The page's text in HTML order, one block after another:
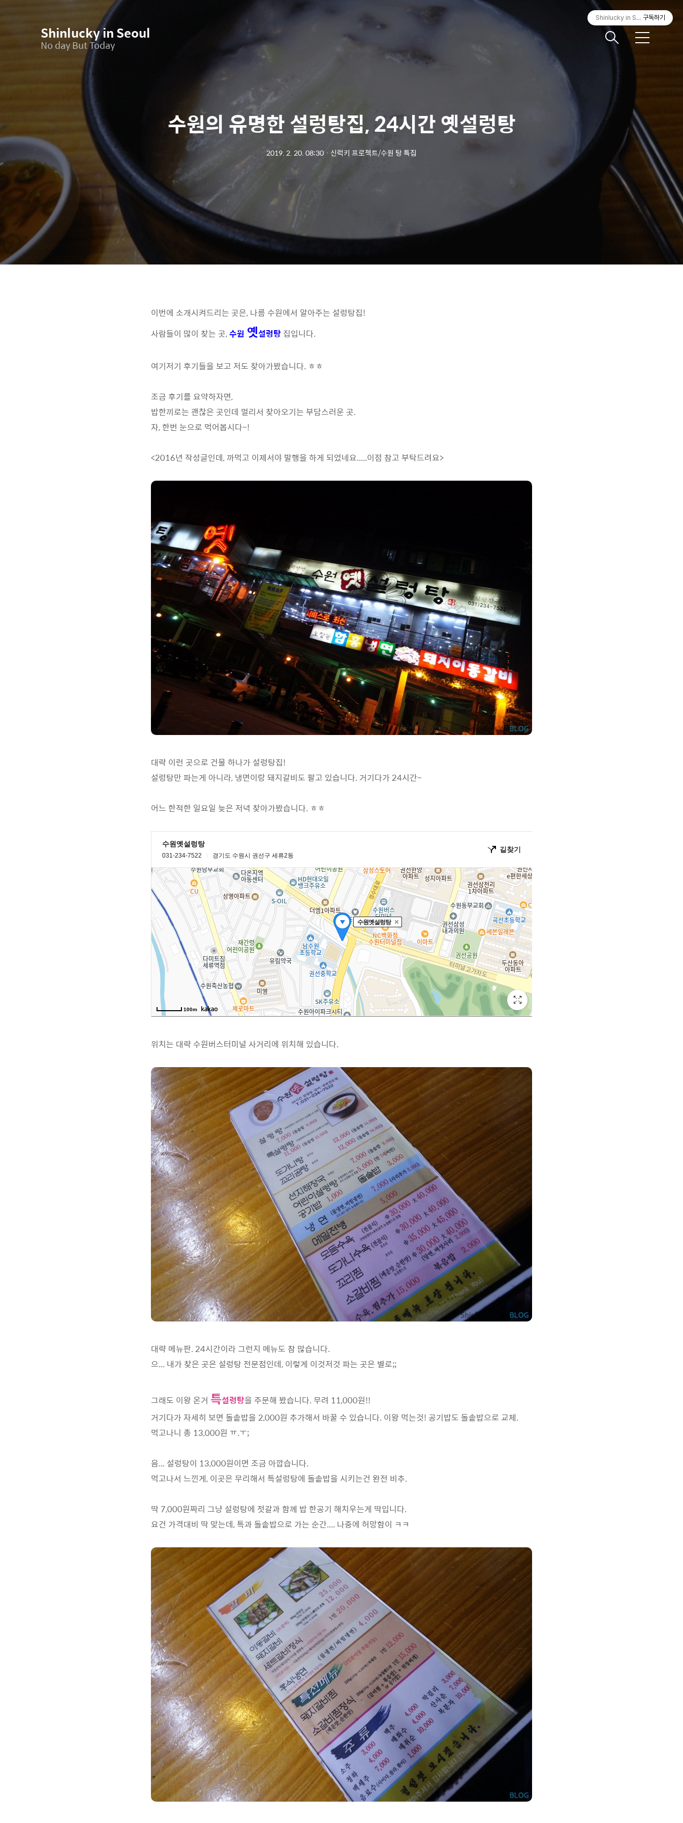
Shinlucky in Seoul
No day But Today 메
수원의 유명한 설렁탕집, 24시간 옛설렁탕
2019. 2. 20. 08:30 ㆍ 신럭키 프로젝트/수원 탕 특집
이번에 소개시켜드리는 곳은, 나름 수원에서 알아주는 설렁탕집!
사람들이 많이 찾는 곳,수원 옛설렁탕 집입니다.
여기저기 후기들을 보고 저도 찾아가봤습니다. ㅎㅎ
조금 후기를 요약하자면,
밥한끼로는 괜찮은 곳인데 멀리서 찾아오기는 부담스러운 곳.
자, 한번 눈으로 먹어봅시다~!
<2016년 작성글인데, 까먹고 이제서야 발행을 하게 되었네요.....이점 참고 부탁드려요>
대략 이런 곳으로 건물 하나가 설렁탕집!
설렁탕만 파는게 아니라, 냉면이랑 돼지갈비도 팔고 있습니다. 거기다가 24시간~
어느 한적한 일요일 늦은 저녁 찾아가봤습니다. ㅎㅎ
위치는 대략 수원버스터미널 사거리에 위치해 있습니다.
대략 메뉴판. 24시간이라 그런지 메뉴도 참 많습니다.
으... 내가 찾은 곳은 설렁탕 전문점인데, 이렇게 이것저것 파는 곳은 별로;;
그래도 이왕 온거 특설렁탕을 주문해 봤습니다. 무려 11,000원!!
거기다가 자세히 보면 돌솥밥을 2,000원 추가해서 바꿀 수 있습니다. 이왕 먹는것! 공기밥도 돌솥밥으로 교체.
먹고나니 총 13,000원 ㅠ.ㅜ;
음... 설렁탕이 13,000원이면 조금 아깝습니다.
먹고나서 느낀게, 이곳은 무리해서 특설렁탕에 돌솥밥을 시키는건 완전 비추.
딱 7,000원짜리 그냥 설렁탕에 젓갈과 함께 밥 한공기 해치우는게 딱입니다.
요건 가격대비 딱 맞는데, 특과 돌솥밥으로 가는 순간.... 나중에 허망함이 ㅋㅋ
Shinlucky in Seoul구독하기